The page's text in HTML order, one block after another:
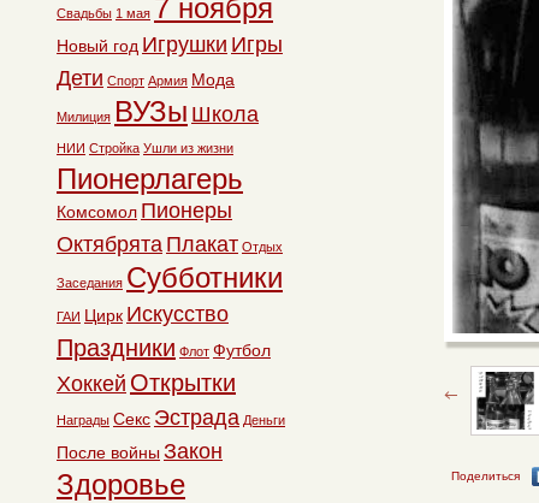
Поделиться
Свадьбы 1 мая 7 ноября
Новый год Игрушки Игры
Дети Спорт Армия Мода
Милиция ВУЗы Школа
НИИ Стройка Ушли из жизни
Пионерлагерь
Комсомол Пионеры
Октябрята Плакат Отдых
Заседания Субботники
ГАИ Цирк Искусство
Праздники Флот Футбол
Хоккей Открытки
Награды Секс Эстрада Деньги
После войны Закон
Здоровье